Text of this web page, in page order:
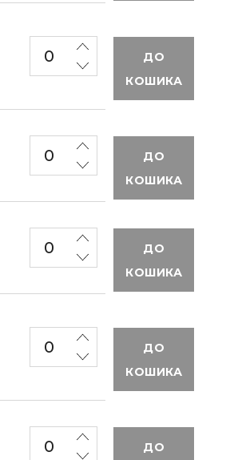
ДО
КОШИКА
ДО
КОШИКА
ДО
КОШИКА
ДО
КОШИКА
ДО